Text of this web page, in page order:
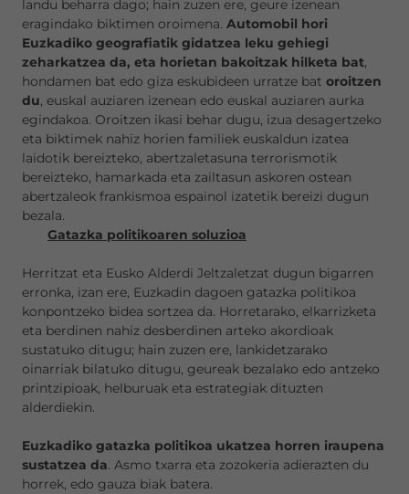
landu beharra dago; hain zuzen ere, geure izenean
eragindako biktimen oroimena. Automobil hori
Euzkadiko geografiatik gidatzea leku gehiegi
zeharkatzea da, eta horietan bakoitzak hilketa bat,
hondamen bat edo giza eskubideen urratze bat oroitzen
du, euskal auziaren izenean edo euskal auziaren aurka
egindakoa. Oroitzen ikasi behar dugu, izua desagertzeko
eta biktimek nahiz horien familiek euskaldun izatea
laidotik bereizteko, abertzaletasuna terrorismotik
bereizteko, hamarkada eta zailtasun askoren ostean
abertzaleok frankismoa espainol izatetik bereizi dugun
bezala.
Gatazka politikoaren soluzioa
Herritzat eta Eusko Alderdi Jeltzaletzat dugun bigarren
erronka, izan ere, Euzkadin dagoen gatazka politikoa
konpontzeko bidea sortzea da. Horretarako, elkarrizketa
eta berdinen nahiz desberdinen arteko akordioak
sustatuko ditugu; hain zuzen ere, lankidetzarako
oinarriak bilatuko ditugu, geureak bezalako edo antzeko
printzipioak, helburuak eta estrategiak dituzten
alderdiekin.
Euzkadiko gatazka politikoa ukatzea horren iraupena
sustatzea da. Asmo txarra eta zozokeria adierazten du
horrek, edo gauza biak batera.